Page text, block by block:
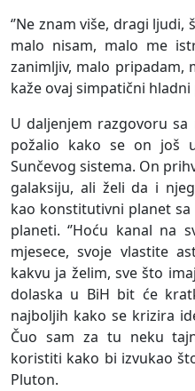
‘’Ne znam više, dragi
malo nisam, malo me
zanimljiv, malo pripadam,
kaže ovaj simpatični hladni
U daljenjem razgovoru
požalio kako se on još
Sunčevog sistema. On
galaksiju, ali želi da i
kao konstitutivni planet
planeti. ‘’Hoću kanal na
mjesece, svoje vlastite
kakvu ja želim, sve što
dolaska u BiH bit će
najboljih kako se krizira
Čuo sam za tu neku
koristiti kako bi izvukao
Pluton.